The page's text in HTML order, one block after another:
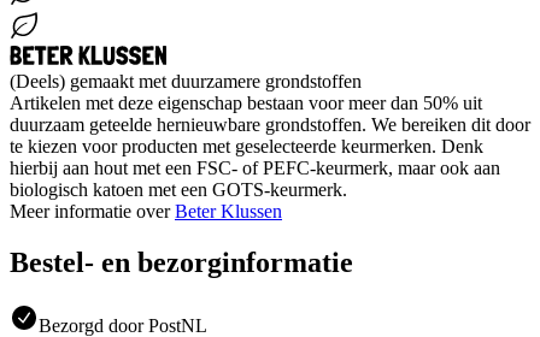
(Deels) gemaakt met duurzamere grondstoffen
Artikelen met deze eigenschap bestaan voor meer dan 50% uit
duurzaam geteelde hernieuwbare grondstoffen. We bereiken dit door
te kiezen voor producten met geselecteerde keurmerken. Denk
hierbij aan hout met een FSC- of PEFC-keurmerk, maar ook aan
biologisch katoen met een GOTS-keurmerk.
Meer informatie overBeter Klussen
Bestel- en bezorginformatie
Bezorgd door PostNL